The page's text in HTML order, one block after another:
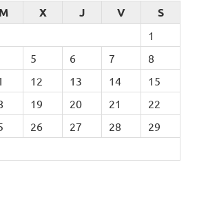
M X J V S
1
5 6 7
8
12 13 14
15
19 20 21
22
26 27 28
29